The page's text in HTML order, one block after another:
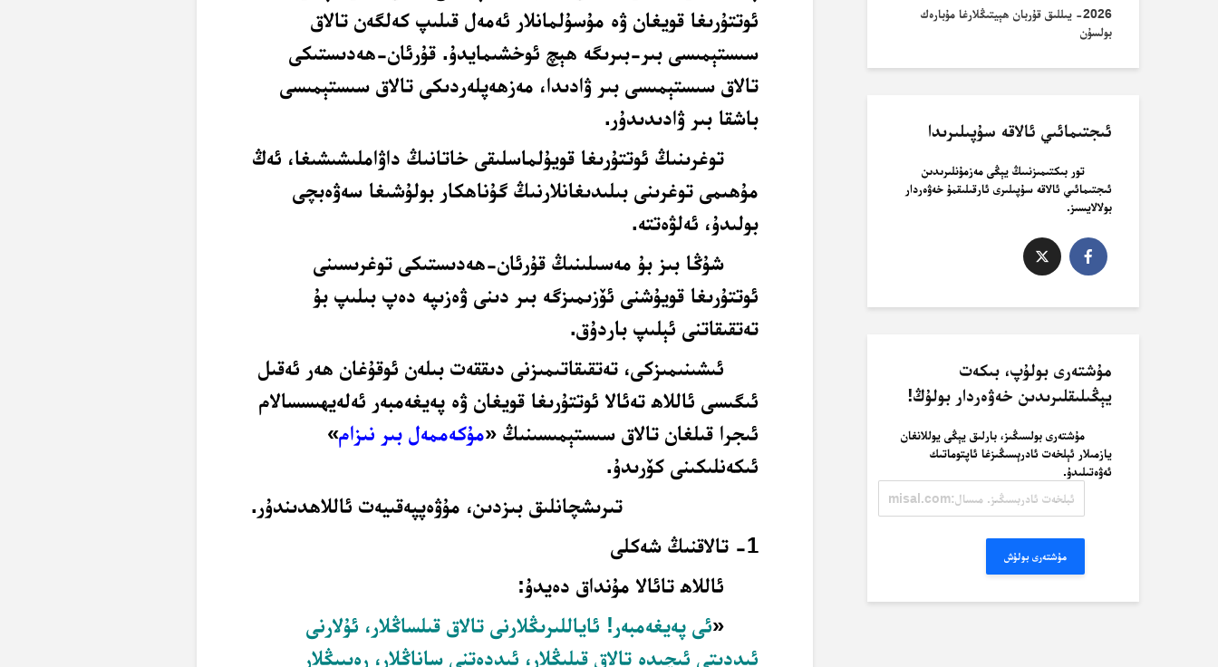
ئوتتۇرىغا قويغان ۋە مۇسۇلمانلار ئەمەل قىلىپ كەلگەن تالاق
سىستېمىسى بىر-بىرىگە ھېچ ئوخشىمايدۇ. قۇرئان-ھەدىستىكى
تالاق سىستېمىسى بىر ۋادىدا، مەزھەپلەردىكى تالاق سىستېمىسى
باشقا بىر ۋادىدىدۇر.
توغرىنىڭ ئوتتۇرىغا قويۇلماسلىقى خاتانىڭ داۋاملىشىشىغا، ئەڭ
مۇھىمى توغرىنى بىلىدىغانلارنىڭ گۇناھكار بولۇشىغا سەۋەبچى
بولىدۇ، ئەلۋەتتە.
شۇڭا بىز بۇ مەسىلىنىڭ قۇرئان-ھەدىستىكى توغرىسىنى
ئوتتۇرىغا قويۇشنى ئۆزىمىزگە بىر دىنى ۋەزىپە دەپ بىلىپ بۇ
تەتقىقاتنى ئېلىپ باردۇق.
ئىشىنىمىزكى، تەتقىقاتىمىزنى دىققەت بىلەن ئوقۇغان ھەر ئەقىل
ئىگىسى ئاللاھ تەئالا ئوتتۇرىغا قويغان ۋە پەيغەمبەر ئەلەيھىسسالام
ئىجرا قىلغان تالاق سىستېمىسىنىڭ «مۇكەممەل بىر نىزام»
ئىكەنلىكىنى كۆرىدۇ.
تىرىشچانلىق بىزدىن، مۇۋەپپەقىيەت ئاللاھدىندۇر.
1- تالاقنىڭ شەكلى
ئاللاھ تائالا مۇنداق دەيدۇ:
«ئى پەيغەمبەر! ئاياللىرىڭلارنى تالاق قىلساڭلار، ئۇلارنى
ئىددىتى ئىچىدە تالاق قىلىڭلار، ئىددەتنى ساناڭلار، رەببىڭلار
2026- يىللىق قۇربان ھېيتىڭلارغا مۇبارەك
بولسۇن
ئىجتىمائىي ئالاقە سۇپىلىرىدا
تور بىكتىمىزنىىڭ يېڭى مەزمۇنلىرىدىن
ئىجتىمائىي ئالاقە سۇپىلىرى ئارقىلىقمۇ خەۋەردار
بولالايسىز.
مۇشتەرى بولۇپ، بىكەت
يېڭىلىقلىرىدىن خەۋەردار بولۇڭ!
مۇشتەرى بولسىڭىز، بارلىق يېڭى يوللانغان
يازمىلار ئېلخەت ئادرېسىڭىزغا ئاپتوماتىك
ئەۋەتىلىدۇ.
ئادرېسىڭىز.
مۇشتەرى بولۇش